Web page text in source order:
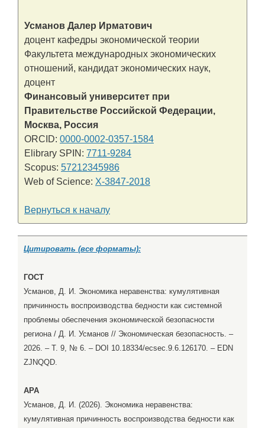
Усманов Далер Ирматович
доцент кафедры экономической теории
Факультета международных экономических
отношений, кандидат экономических наук,
доцент
Финансовый университет при
Правительстве Российской Федерации,
Москва, Россия
ORCID: 0000-0002-0357-1584
Elibrary SPIN: 7711-9284
Scopus: 57212345986
Web of Science: X-3847-2018
Вернуться к началу
Цитировать (все форматы):
ГОСТ
Усманов, Д. И. Экономика неравенства: кумулятивная
причинность воспроизводства бедности как системной
проблемы обеспечения экономической безопасности
региона / Д. И. Усманов // Экономическая безопасность. –
2026. – Т. 9, № 6. – DOI 10.18334/ecsec.9.6.126170. – EDN
ZJNQQD.
APA
Усманов, Д. И. (2026). Экономика неравенства:
кумулятивная причинность воспроизводства бедности как